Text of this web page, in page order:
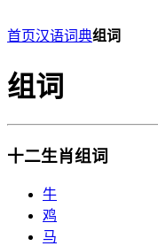
首页汉语词典组词
组词
十二生肖组词
牛
鸡
马